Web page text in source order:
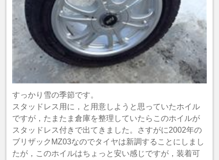
すっかり雪の季節です。
スタッドレス用に，と用意しようと思っていたホイル
ですが，たまたま倉庫を整理していたらこのホイルが
スタッドレス付きで出てきました。さすがに2002年の
ブリザックMZ03なのでタイヤは新調することにしまし
たが，このホイルはちょっと安い感じですが，装着可